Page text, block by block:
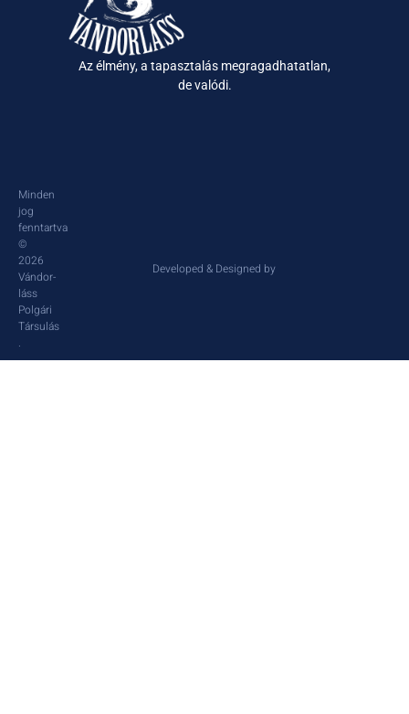
Az élmény, a tapasztalás megragadhatatlan,
de valódi.
Minden
jog
fenntartva
©
2026
Vándor-
láss
Polgári
Társulás​
.
Developed & Designed by